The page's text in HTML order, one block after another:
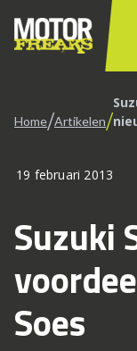
Home/Artikelen/
19 februari 2013
Suzuki
Soes